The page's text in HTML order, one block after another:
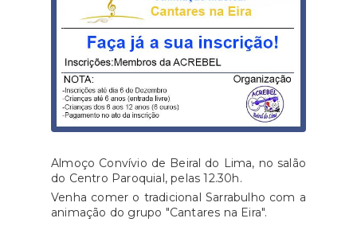
Almoço Convívio de Beiral do Lima, no salão
do Centro Paroquial, pelas 12.30h.
Venha comer o tradicional Sarrabulho com a
animação do grupo "Cantares na Eira".